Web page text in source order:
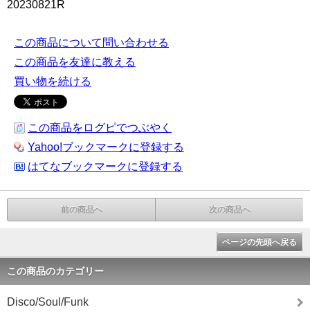
20230821R
この商品について問い合わせる
この商品を友達に教える
買い物を続ける
この商品をログピでつぶやく
Yahoo!ブックマークに登録する
はてなブックマークに登録する
前の商品へ 次の商品へ
ページの先頭へ戻る
この商品のカテゴリー
Disco/Soul/Funk